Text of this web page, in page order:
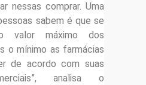
nessas comprar. Uma
sabem é que se
valor máximo dos
o mínimo as farmácias
de acordo com suas
analisa o